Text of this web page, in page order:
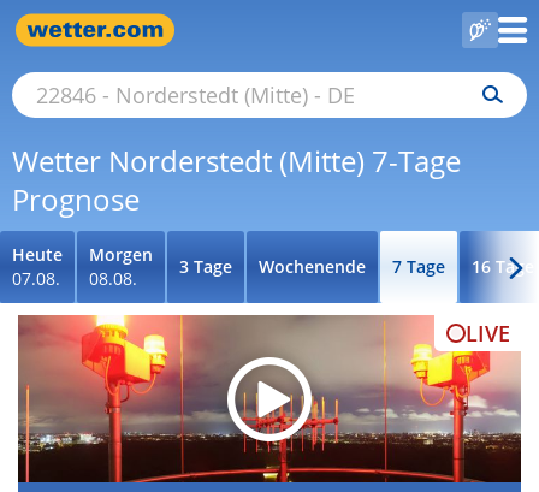
Wetter Norderstedt (Mitte) 7-Tage
Prognose
Heute
07.08.
Morgen
08.08.
3 Tage Wochenende 7 Tage 16 Tage
LIVE